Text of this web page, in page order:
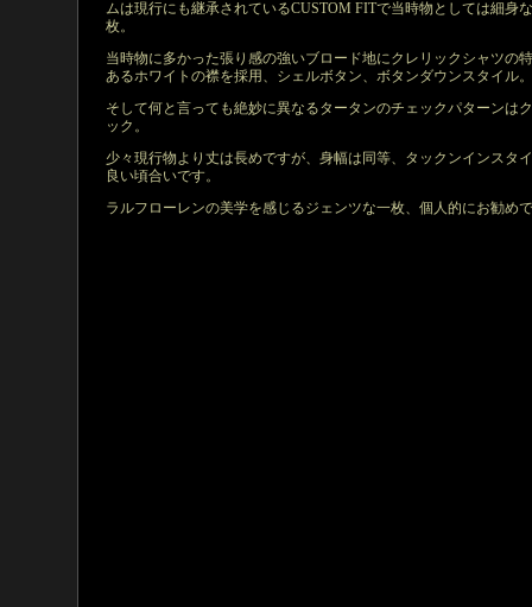
ムは現行にも継承されているCUSTOM FITで当時物としては細身
枚。
当時物に多かった張り感の強いブロード地にクレリックシャツの
あるホワイトの襟を採用、シェルボタン、ボタンダウンスタイル。
そして何と言っても絶妙に異なるタータンのチェックパターンは
ック。
少々現行物より丈は長めですが、身幅は同等、タックンインスタ
良い頃合いです。
ラルフローレンの美学を感じるジェンツな一枚、個人的にお勧め